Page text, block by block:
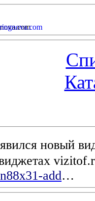
новый
add…